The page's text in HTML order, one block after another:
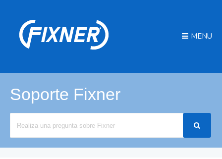
MENU
Soporte Fixner